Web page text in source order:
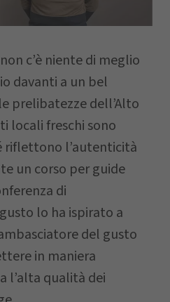
c’è niente di meglio
davanti a un bel
prelibatezze dell’Alto
locali freschi sono
l’autenticità
un corso per guide
di
lo ha ispirato a
del gusto
in maniera
l’alta qualità dei